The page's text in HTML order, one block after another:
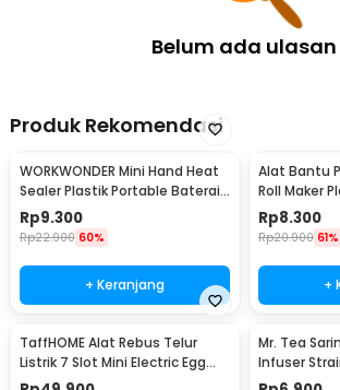
Belum ada ulasan
Produk Rekomendasi
WORKWONDER Mini Hand Heat
Sealer Plastik Portable Baterai
AA - LX2000A
Rp9.300
Rp22.900 60%
+ Keranjang
Alat Bantu
Roll Maker
Rp8.300
Rp20.900 61%
+
TaffHOME Alat Rebus Telur
Listrik 7 Slot Mini Electric Egg
Cooker 350W - YS-203
Mr. Tea
Infuser
Silicon - MR03